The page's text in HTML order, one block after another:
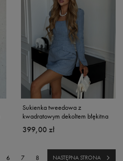
Sukienka tweedowa z
kwadratowym dekoltem błękitna
399,00 zł
6 7 8 NASTĘPNA STRONA